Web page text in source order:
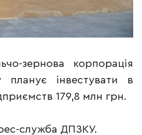
зернова корпорація
планує інвестувати в
179,8 млн грн.
служба ДПЗКУ.